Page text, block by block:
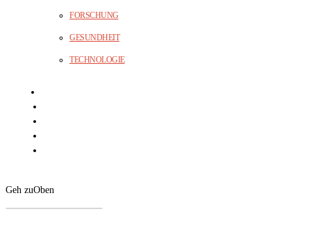
FORSCHUNG
GESUNDHEIT
TECHNOLOGIE
Geh zuOben